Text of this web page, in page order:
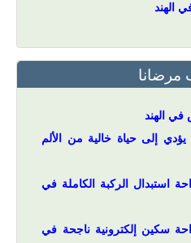
مرضانا
في الهند
يؤدي إلى حياة خالية من الألم
استبدال الركبة الكاملة في
سكين إلكترونية ناجحة في